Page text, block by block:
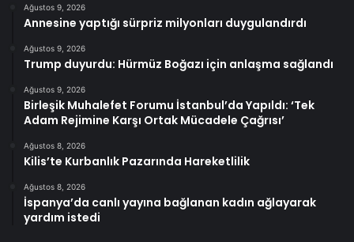
Ağustos 9, 2026
Annesine yaptığı sürpriz milyonları duygulandırdı
Ağustos 9, 2026
Trump duyurdu: Hürmüz Boğazı için anlaşma sağlandı
Ağustos 9, 2026
Birleşik Muhalefet Forumu İstanbul’da Yapıldı: ‘Tek
Adam Rejimine Karşı Ortak Mücadele Çağrısı’
Ağustos 8, 2026
Kilis’te Kurbanlık Pazarında Hareketlilik
Ağustos 8, 2026
İspanya’da canlı yayına bağlanan kadın ağlayarak
yardım istedi